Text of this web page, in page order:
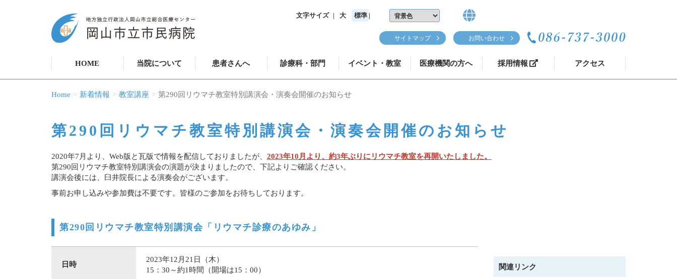
文字サイズ 大 標準
サイトマップ お問い合わせ
HOME 当院について 患者さんへ 診療科・部門 イベント・教室 医療機関の方へ 採用情報 アクセス
Home 新着情報 教室講座 第290回リウマチ教室特別講演会・演奏会開催のお知らせ
第290回リウマチ教室特別講演会・演奏会開催のお知らせ
2020年7月より、Web版と瓦版で情報を配信しておりましたが、 2023年10月より、約3年ぶりにリウマチ教室を再開いたしました。
第290回リウマチ教室特別講演会の演題が決まりましたので、 下記よりご確認ください。
講演会後には、臼井院長による演奏会がございます。
事前お申し込みや参加費は不要です。皆様のご参加をお待ちしております。
第290回リウマチ教室特別講演会「リウマチ診療のあゆみ」
日時
2023年12月21日（木）
15：30～約1時間（開場は15：00）
関連リンク